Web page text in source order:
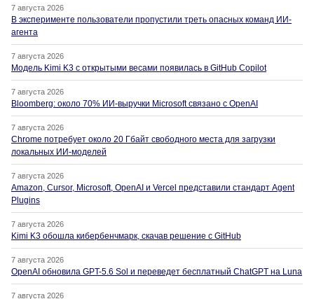
7 августа 2026
В эксперименте пользователи пропустили треть опасных команд ИИ-
агента
7 августа 2026
Модель Kimi K3 с открытыми весами появилась в GitHub Copilot
7 августа 2026
Bloomberg: около 70% ИИ-выручки Microsoft связано с OpenAI
7 августа 2026
Chrome потребует около 20 Гбайт свободного места для загрузки
локальных ИИ-моделей
7 августа 2026
Amazon, Cursor, Microsoft, OpenAI и Vercel представили стандарт Agent
Plugins
7 августа 2026
Kimi K3 обошла кибербенчмарк, скачав решение с GitHub
7 августа 2026
OpenAI обновила GPT-5.6 Sol и переведет бесплатный ChatGPT на Luna
7 августа 2026